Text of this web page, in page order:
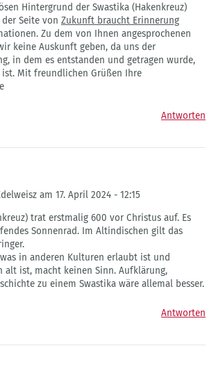
Hintergrund der Swastika (Hakenkreuz)
Seite von Zukunft braucht Erinnerung
Zu dem von Ihnen angesprochenen
keine Auskunft geben, da uns der
in dem es entstanden und getragen wurde,
Mit freundlichen Grüßen Ihre
Antworten
am 17. April 2024 - 12:15
trat erstmalig 600 vor Christus auf. Es
Sonnenrad. Im Altindischen gilt das
in anderen Kulturen erlaubt ist und
alt ist, macht keinen Sinn. Aufklärung,
zu einem Swastika wäre allemal besser.
Antworten